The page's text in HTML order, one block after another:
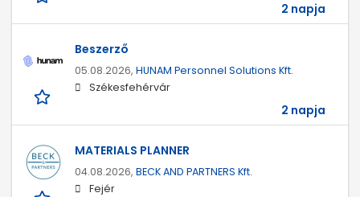
2 napja
Beszerző
05.08.2026, HUNAM Personnel Solutions Kft.
Székesfehérvár
2 napja
MATERIALS PLANNER
04.08.2026, BECK AND PARTNERS Kft.
Fejér